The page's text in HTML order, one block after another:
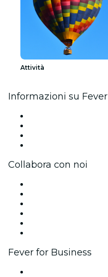
Attività
Informazioni su Fever
Collabora con noi
Fever for Business